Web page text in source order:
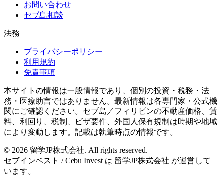
お問い合わせ
セブ島相談
法務
プライバシーポリシー
利用規約
免責事項
本サイトの情報は一般情報であり、個別の投資・税務・法
務・医療助言ではありません。最新情報は各専門家・公式機
関にご確認ください。セブ島／フィリピンの不動産価格、賃
料、利回り、税制、ビザ要件、外国人保有規制は時期や地域
により変動します。記載は執筆時点の情報です。
© 2026 留学JP株式会社. All rights reserved.
セブインベスト / Cebu Invest は 留学JP株式会社 が運営して
います。